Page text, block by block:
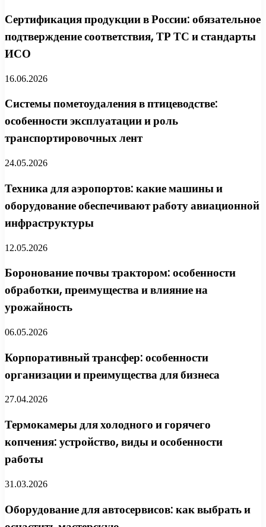
Сертификация продукции в России: обязательное
подтверждение соответствия, ТР ТС и стандарты
ИСО
16.06.2026
Системы пометоудаления в птицеводстве:
особенности эксплуатации и роль
транспортировочных лент
24.05.2026
Техника для аэропортов: какие машины и
оборудование обеспечивают работу авиационной
инфраструктуры
12.05.2026
Боронование почвы трактором: особенности
обработки, преимущества и влияние на
урожайность
06.05.2026
Корпоративный трансфер: особенности
организации и преимущества для бизнеса
27.04.2026
Термокамеры для холодного и горячего
копчения: устройство, виды и особенности
работы
31.03.2026
Оборудование для автосервисов: как выбрать и